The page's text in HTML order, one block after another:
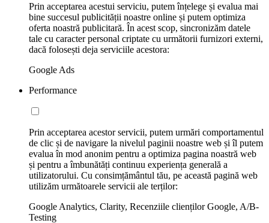
Prin acceptarea acestui serviciu, putem înțelege și evalua mai
bine succesul publicității noastre online și putem optimiza
oferta noastră publicitară. În acest scop, sincronizăm datele
tale cu caracter personal criptate cu următorii furnizori externi,
dacă folosești deja serviciile acestora:
Google Ads
Performance
Prin acceptarea acestor servicii, putem urmări comportamentul
de clic și de navigare la nivelul paginii noastre web și îl putem
evalua în mod anonim pentru a optimiza pagina noastră web
și pentru a îmbunătăți continuu experiența generală a
utilizatorului. Cu consimțământul tău, pe această pagină web
utilizăm următoarele servicii ale terților:
Google Analytics, Clarity, Recenziile clienților Google, A/B-
Testing